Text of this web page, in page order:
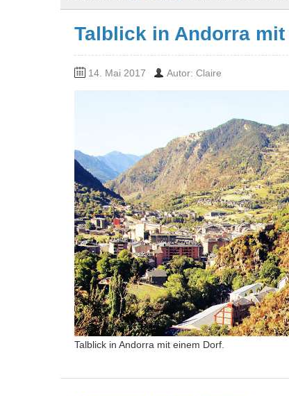
Talblick in Andorra mit
14. Mai 2017 Autor: Claire
Talblick in Andorra mit einem Dorf.